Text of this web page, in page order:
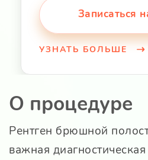
Записаться
УЗНАТЬ БОЛЬШЕ
О процедуре
Рентген брюшной
важная